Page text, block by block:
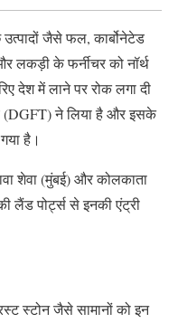
जैसे फल, कार्बोनेटेड
लकड़ी के फर्नीचर को नॉर्थ
देश में लाने पर रोक लगा दी
(DGFT) ने लिया है और इसके
है।
शेवा (मुंबई) और कोलकाता
लैंड पोर्ट्स से इनकी एंट्री
स्टोन जैसे सामानों को इन